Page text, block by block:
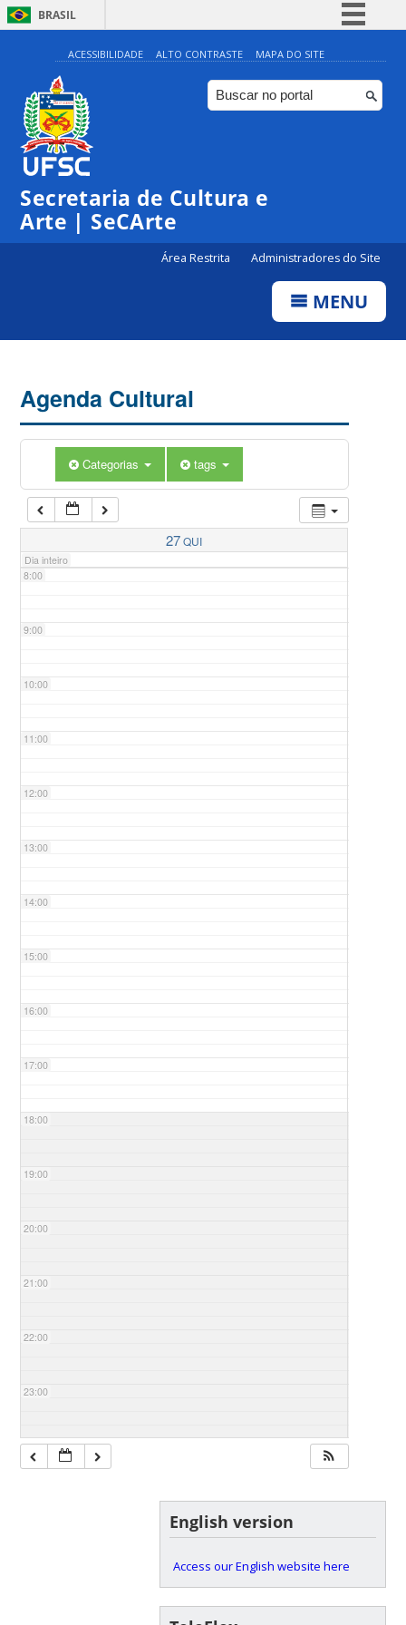
BRASIL
Simplifique!
Comunica BR
Participe
ACESSIBILIDADE ALTO CONTRASTE MAPA DO SITE
Secretaria de Cultura e
Arte | SeCArte
Área Restrita Administradores do Site
MENU
Agenda Cultural
Categorias tags
27QUI
Dia inteiro
0:00
1:00
5:00
7:00
8:00
9:00
10:00
11:00
12:00
13:00
14:00
15:00
16:00
17:00
18:00
19:00
20:00
21:00
22:00
23:00
English version
Access our English website here